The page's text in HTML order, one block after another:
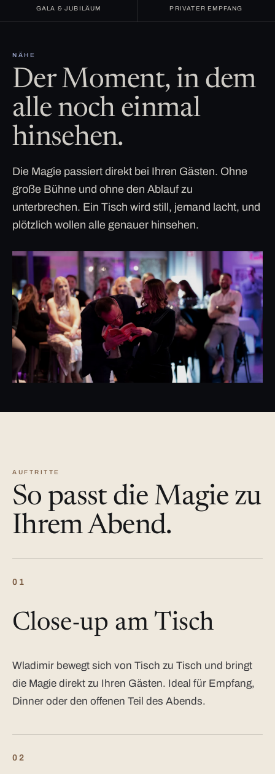
GALA & JUBILÄUM PRIVATER EMPFANG
NÄHE
Der Moment, in dem
alle noch einmal
hinsehen.
Die Magie passiert direkt bei Ihren Gästen. Ohne
große Bühne und ohne den Ablauf zu
unterbrechen. Ein Tisch wird still, jemand lacht, und
plötzlich wollen alle genauer hinsehen.
AUFTRITTE
So passt die Magie zu
Ihrem Abend.
01
Close-up am Tisch
Wladimir bewegt sich von Tisch zu Tisch und bringt
die Magie direkt zu Ihren Gästen. Ideal für Empfang,
Dinner oder den offenen Teil des Abends.
02